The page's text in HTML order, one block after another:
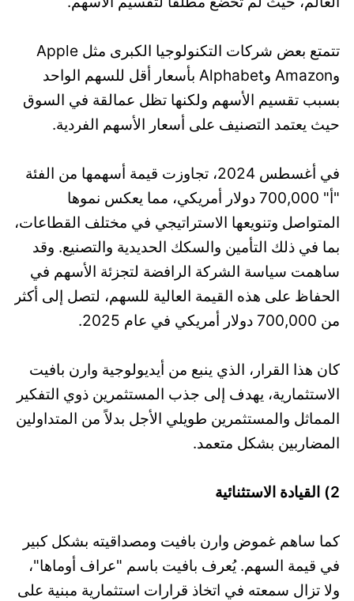
تتمتع بعض شركات التكنولوجيا الكبرى مثل Apple
وAmazon وAlphabet بأسعار أقل للسهم الواحد
بسبب تقسيم الأسهم ولكنها تظل عمالقة في السوق
حيث يعتمد التصنيف على أسعار الأسهم الفردية.
في أغسطس 2024، تجاوزت قيمة أسهمها من الفئة
"أ" 700,000 دولار أمريكي، مما يعكس نموها
المتواصل وتنويعها الاستراتيجي في مختلف القطاعات،
بما في ذلك التأمين والسكك الحديدية والتصنيع. وقد
ساهمت سياسة الشركة الرافضة لتجزئة الأسهم في
الحفاظ على هذه القيمة العالية للسهم، لتصل إلى أكثر
من 700,000 دولار أمريكي في عام 2025.
كان هذا القرار، الذي ينبع من أيديولوجية وارن بافيت
الاستثمارية، يهدف إلى جذب المستثمرين ذوي التفكير
المماثل والمستثمرين طويلي الأجل بدلاً من المتداولين
المضاربين بشكل متعمد.
2) القيادة الاستثنائية
كما ساهم غموض وارن بافيت ومصداقيته بشكل كبير
في قيمة السهم. يُعرف بافيت باسم "عراف أوماها"،
ولا تزال سمعته في اتخاذ قرارات استثمارية مبنية على